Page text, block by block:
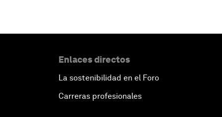
Enlaces directos
La sostenibilidad en el Foro
Carreras profesionales